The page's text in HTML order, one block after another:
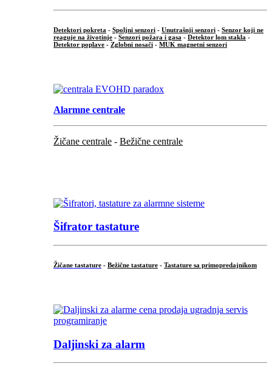
Detektori pokreta - Spoljni senzori - Unutrašnji senzori - Senzor koji ne
reaguje na životinje - Senzori požara i gasa - Detektor lom stakla -
Detektor poplave - Zglobni nosači - MUK magnetni senzori
Alarmne centrale
Žičane centrale - Bežične centrale
Šifrator tastature
Žičane tastature - Bežične tastature - Tastature sa primopredajnikom
Daljinski za alarm